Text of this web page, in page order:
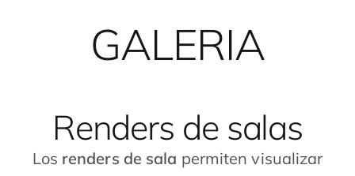
GALERIA
Renders de salas
Los renders de sala permiten visualizar